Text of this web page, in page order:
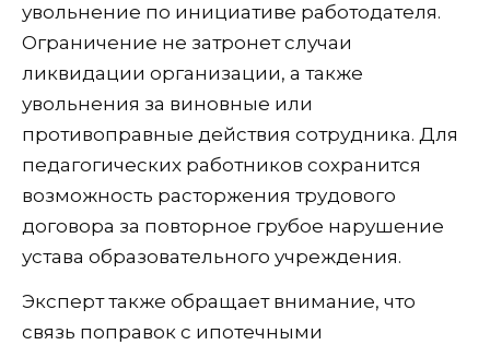
увольнение по инициативе работодателя.
Ограничение не затронет случаи
ликвидации организации, а также
увольнения за виновные или
противоправные действия сотрудника. Для
педагогических работников сохранится
возможность расторжения трудового
договора за повторное грубое нарушение
устава образовательного учреждения.
Эксперт также обращает внимание, что
связь поправок с ипотечными